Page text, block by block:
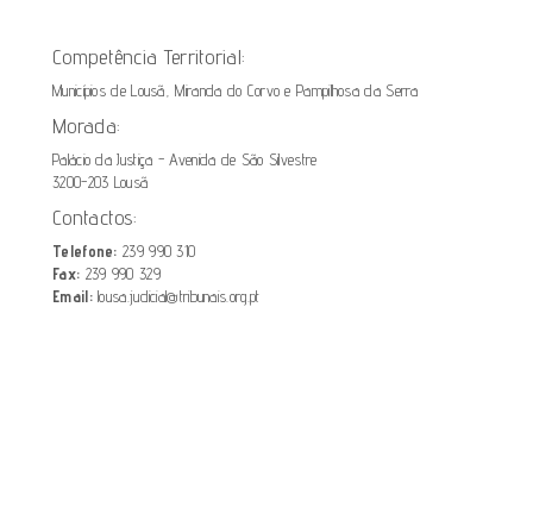
Competência Territorial:
Municípios de Lousã, Miranda do Corvo e Pampilhosa da Serra
Morada:
Palácio da Justiça - Avenida de São Silvestre
3200-203 Lousã
Contactos:
Telefone: 239 990 310
Fax: 239 990 329
Email:lousa.judicial@tribunais.org.pt